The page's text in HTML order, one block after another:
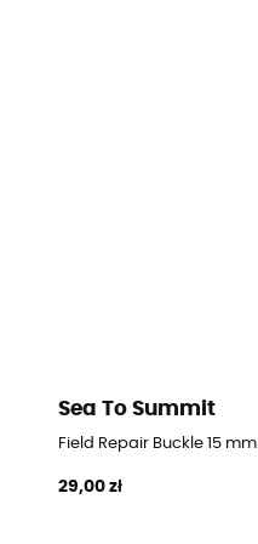
Sea To Summit
Field Repair Buckle 15 mm
29,00 zł